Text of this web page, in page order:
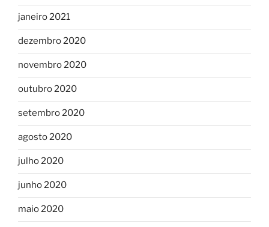
janeiro 2021
dezembro 2020
novembro 2020
outubro 2020
setembro 2020
agosto 2020
julho 2020
junho 2020
maio 2020